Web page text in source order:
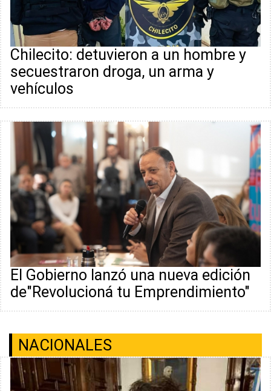
Chilecito: detuvieron a un hombre y
secuestraron droga, un arma y
vehículos
El Gobierno lanzó una nueva edición
de"Revolucioná tu Emprendimiento"
NACIONALES